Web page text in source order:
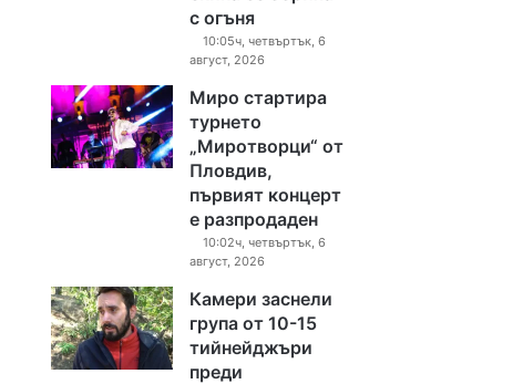
с огъня
10:05ч, четвъртък, 6
август, 2026
Миро стартира
турнето
„Миротворци“ от
Пловдив,
първият концерт
е разпродаден
10:02ч, четвъртък, 6
август, 2026
Камери заснели
група от 10-15
тийнейджъри
преди